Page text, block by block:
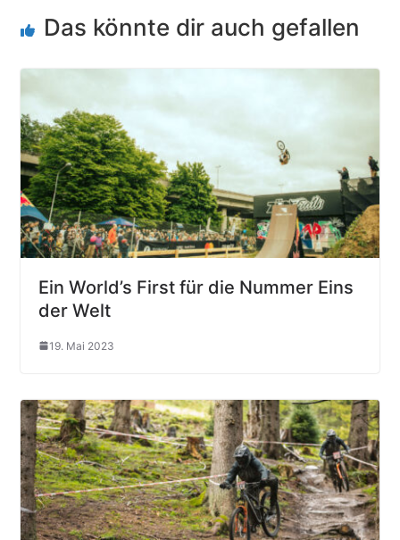
Das könnte dir auch gefallen
Ein World’s First für die Nummer Eins
der Welt
19. Mai 2023